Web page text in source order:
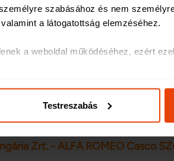
szabásához és nem
a látogatottság elemzéséhez.
a weboldal működéséhez, ezért
személyre szabásához, közösségi
közösségi média-, hirdető- és
kombinálhatják az adatokat más olyan
Testreszabás
Insurance Group Biztosító Zrt. -
Zrt. - ALFA ROMEO Casco